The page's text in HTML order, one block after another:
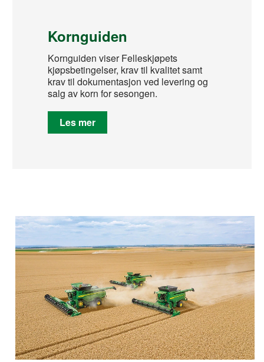
Kornguiden
Kornguiden viser Felleskjøpets
kjøpsbetingelser, krav til kvalitet samt
krav til dokumentasjon ved levering og
salg av korn for sesongen.
Les mer